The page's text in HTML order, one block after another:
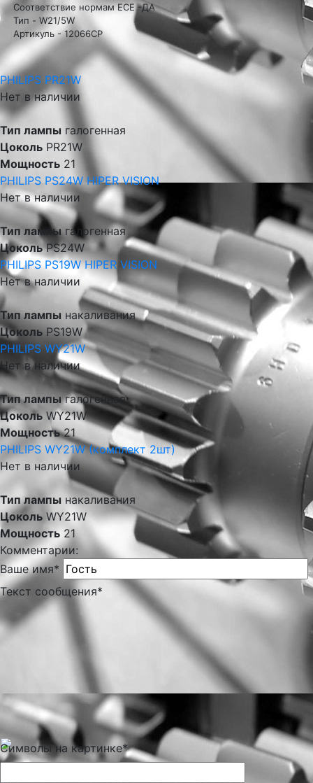
Соответствие нормам ECE -ДА
Тип - W21/5W
Артикуль - 12066CP
PHILIPS PR21W
Нет в наличии
Тип лампы галогенная
Цоколь PR21W
Мощность 21
PHILIPS PS24W HIPER VISION
Нет в наличии
Тип лампыгалогенная
ЦокольPS24W
PHILIPS PS19W HIPER VISION
Нет в наличии
Тип лампы накаливания
ЦокольPS19W
PHILIPS WY21W
Нет в наличии
Тип лампыгалогенная
Цоколь WY21W
Мощность21
PHILIPS WY21W (комплект 2шт)
Нет в наличии
Тип лампы накаливания
Цоколь WY21W
Мощность 21
Комментарии:
Ваше имя*
Текст сообщения*
Символы на картинке*